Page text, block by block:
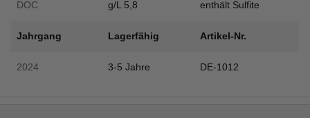
DOC g/L 5,8 enthält Sulfite
Jahrgang Lagerfähig Artikel-Nr.
2024 3-5 Jahre DE-1012